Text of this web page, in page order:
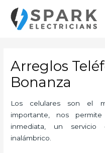
contenido
Arreglos
Bonanza
Los celulares son el
importante, nos
inmediata, un
inalámbrico.